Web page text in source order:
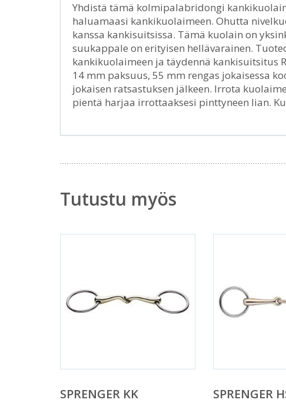
Yhdistä tämä kolmipalabridongi
haluamaasi kankikuolaimeen. Ohutta
kanssa kankisuitsissa. Tämä kuolain on
suukappale on erityisen hellävarainen.
kankikuolaimeen ja täydennä kankisuitsitus
14 mm paksuus, 55 mm rengas jokaisessa
jokaisen ratsastuksen jälkeen. Irrota
pientä harjaa irrottaaksesi pinttyneen lian.
Tutustu myös
SPRENGER KK
SPRENGER